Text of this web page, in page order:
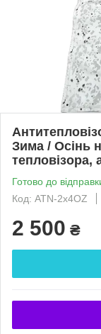
Зима / Осінь
тепловізора,
Готово до
Код: ATN-2х4OZ
2 500 ₴